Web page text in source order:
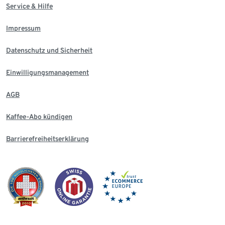
Service & Hilfe
Impressum
Datenschutz und Sicherheit
Einwilligungsmanagement
AGB
Kaffee-Abo kündigen
Barrierefreiheitserklärung